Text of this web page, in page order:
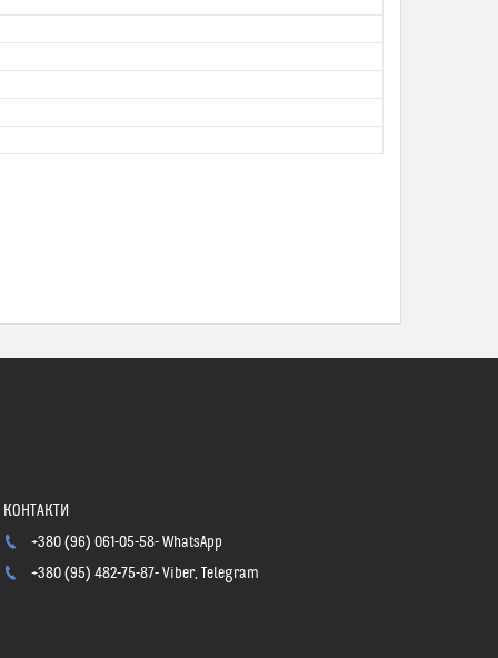
+380 (96) 061-05-58 WhatsApp
+380 (95) 482-75-87 Viber, Telegram